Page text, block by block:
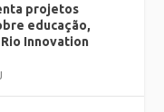
projetos
educação,
Innovation